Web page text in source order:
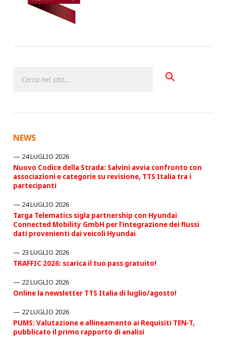
NEWS
24 LUGLIO 2026
Nuovo Codice della Strada: Salvini avvia confronto con
associazioni e categorie su revisione, TTS Italia tra i
partecipanti
24 LUGLIO 2026
Targa Telematics sigla partnership con Hyundai
Connected Mobility GmbH per l’integrazione dei flussi
dati provenienti dai veicoli Hyundai
23 LUGLIO 2026
TRAFFIC 2026: scarica il tuo pass gratuito!
22 LUGLIO 2026
Online la newsletter TTS Italia di luglio/agosto!
22 LUGLIO 2026
PUMS: Valutazione e allineamento ai Requisiti TEN-T,
pubblicato il primo rapporto di analisi